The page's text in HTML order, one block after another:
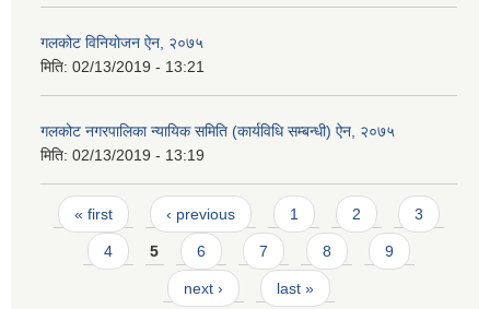
गलकोट विनियोजन ऐन, २०७५
मिति: 02/13/2019 - 13:21
गलकोट नगरपालिका न्यायिक समिति (कार्यविधि सम्बन्धी) ऐन, २०७५
मिति: 02/13/2019 - 13:19
Pages
« first ‹ previous 1 2 3
4 5 6 7 8 9
next › last »